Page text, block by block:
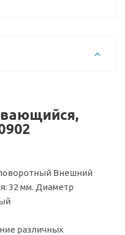
Внешний
32 мм. Диаметр
различных